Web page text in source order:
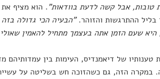
טובות, אבל קשה לדעת בוודאות". הוא מציף את
בליל ההתרגשות והזוהר."הבעיה הכי גדולה
היא שעם הזמן אתה בעצמך מתחיל להאמין
טענותיו של דיאמנדיס, העימות בין
במקרה הזה, גם כשהזוכה חש בשליטה על